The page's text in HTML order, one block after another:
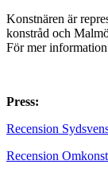
Konstnären är
konstråd och
För mer
Press:
Recension
Recension